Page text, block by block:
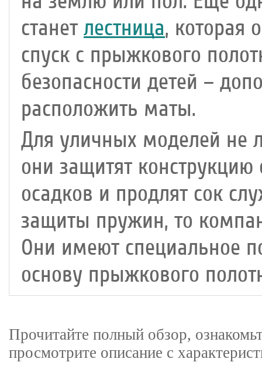
станет лестница, которая
спуск с прыжкового
безопасности детей –
расположить маты.
Для уличных моделей не
они защитят
осадков и продлят сок
защиты пружин, то
Они имеют специальное
основу прыжкового
Прочитайте полный обзор,
просмотрите описание с